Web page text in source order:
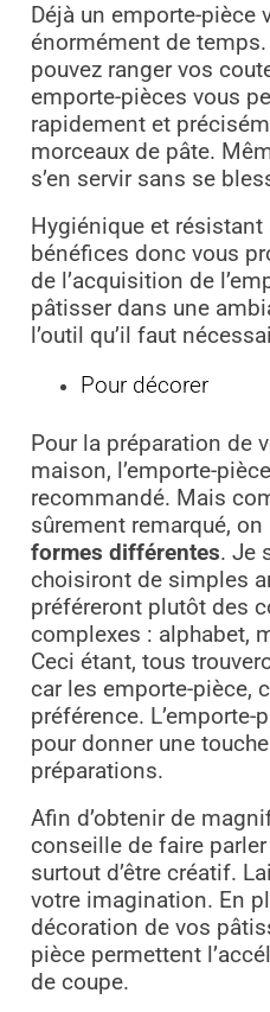
Déjà un emporte-pièce
énormément de
pouvez ranger vos
emporte-pièces vous
rapidement et
morceaux de pâte.
s’en servir sans se
Hygiénique et résistant
bénéfices donc vous
de l’acquisition de
pâtisser dans une
l’outil qu’il faut
Pour décorer
Pour la préparation de
maison, l’emporte-
recommandé. Mais
sûrement remarqué, on
formes différentes. Je
choisiront de simples
préféreront plutôt des
complexes : alphabet,
Ceci étant, tous
car les emporte-pièce,
préférence. L’emporte-
pour donner une
préparations.
Afin d’obtenir de
conseille de faire
surtout d’être créatif.
votre imagination. En
décoration de vos
pièce permettent
de coupe.